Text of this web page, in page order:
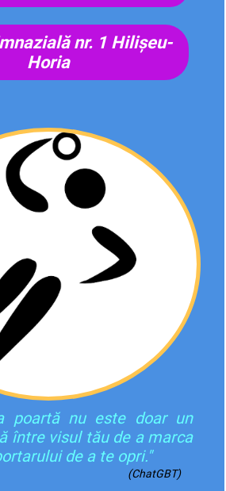
nr. 1 Hilișeu-
Horia
poartă nu este doar un
între visul tău de a marca
de a te opri."
(ChatGBT)